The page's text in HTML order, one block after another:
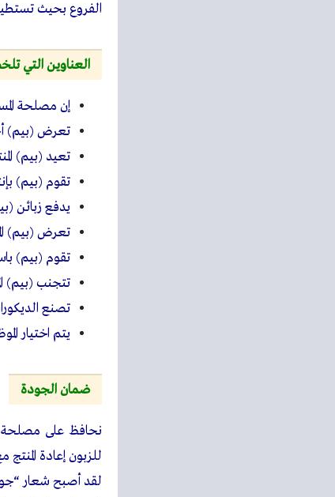
الفروع بحيث تستطيع أن تلبي حوالي
العناوين التي
إن مصلحة
تعرض (بيم)
تعيد (بيم)
تقوم (بيم)
يدفع زبائن
تعرض (بيم)
تقوم (بيم)
تتجنب (بيم)
تصنع
يتم اختيار
ضمان الجودة
نحافظ على مصلحة
للزبون إعادة
لقد أصبح شعار